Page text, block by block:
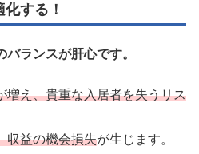
する！
ランスが肝心です。
増え、貴重な入居者を失うリス
収益の機会損失が生じます。